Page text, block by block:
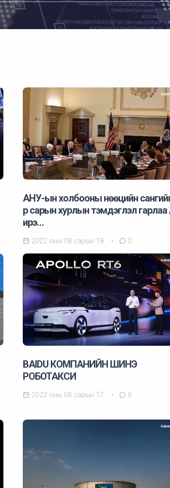
АНУ-ын холбооны нөөцийн
р сарын хурлын тэмдэглэл гарлаа
ирэ…
2022 оны 08 сарын 18 0
BAIDU КОМПАНИЙН ШИНЭ
РОБОТАКСИ
2022 оны 08 сарын 17 0